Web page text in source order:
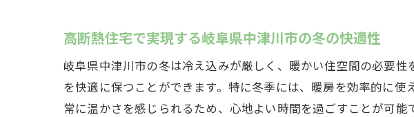
寒さ対策が万全
住人の声から見
高断熱住宅の成
地域性に合わせ
高断熱住宅で実現する岐阜県中津川市の冬の快適性
岐阜県中津川市の冬は冷え込みが厳しく、暖かい住空間の必要
を快適に保つことができます。特に冬季には、暖房を効率的に
常に温かさを感じられるため、心地よい時間を過ごすことが可